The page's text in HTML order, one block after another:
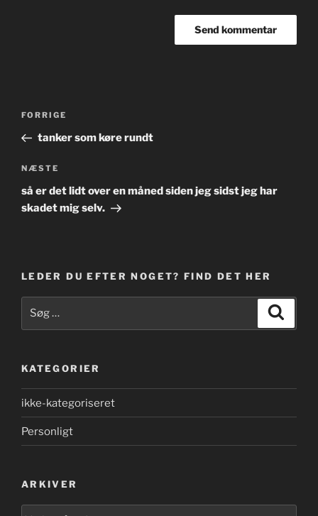
Indlægsnavigation
Forrige
indlæg
FORRIGE
tanker som køre rundt
Næste
indlæg
NÆSTE
så er det lidt over en måned siden jeg sidst jeg har
skadet mig selv.
LEDER DU EFTER NOGET? FIND DET HER
efter:
KATEGORIER
ikke-kategoriseret
Personligt
ARKIVER